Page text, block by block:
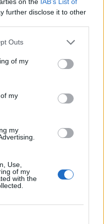
further disclose it to other
Outs
of my
my
my
Use,
of my
with the
Ghilarza 2